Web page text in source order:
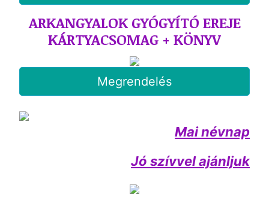
ARKANGYALOK GYÓGYÍTÓ EREJE
KÁRTYACSOMAG + KÖNYV
Megrendelés
Mai névnap
Jó szívvel ajánljuk